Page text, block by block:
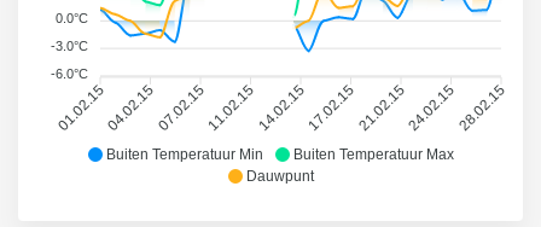
Buiten Temperatuur Min
Buiten Temperatuur Max
Dauwpunt
01.02.1504.02.1507.02.1511.02.1514.02.1517.02.1521.02.1524.02.1528.02.15
0.0°C
-3.0°C
-6.0°C